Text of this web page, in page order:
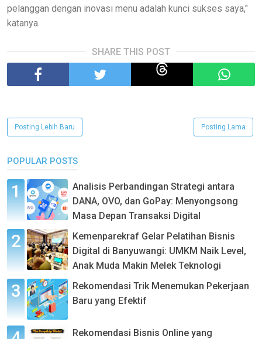
pelanggan dengan inovasi menu adalah kunci sukses saya,"
katanya.
SHARE THIS POST
Posting Lebih Baru Posting Lama
POPULAR POSTS
Analisis Perbandingan Strategi antara
DANA, OVO, dan GoPay: Menyongsong
Masa Depan Transaksi Digital
Kemenparekraf Gelar Pelatihan Bisnis
Digital di Banyuwangi: UMKM Naik Level,
Anak Muda Makin Melek Teknologi
Rekomendasi Trik Menemukan Pekerjaan
Baru yang Efektif
Rekomendasi Bisnis Online yang